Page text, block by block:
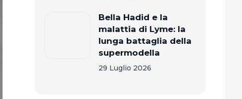
Bella Hadid e la
malattia di Lyme: la
lunga battaglia della
supermodella
29 Luglio 2026